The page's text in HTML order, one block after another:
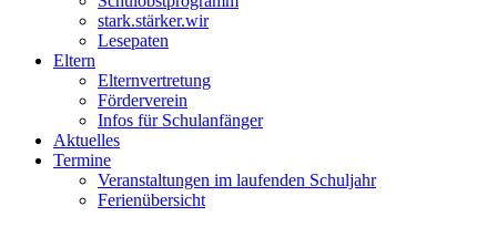
stark.stärker.wir
Lesepaten
Eltern
Elternvertretung
Förderverein
Infos für Schulanfänger
Aktuelles
Termine
Veranstaltungen im laufenden Schuljahr
Ferienübersicht